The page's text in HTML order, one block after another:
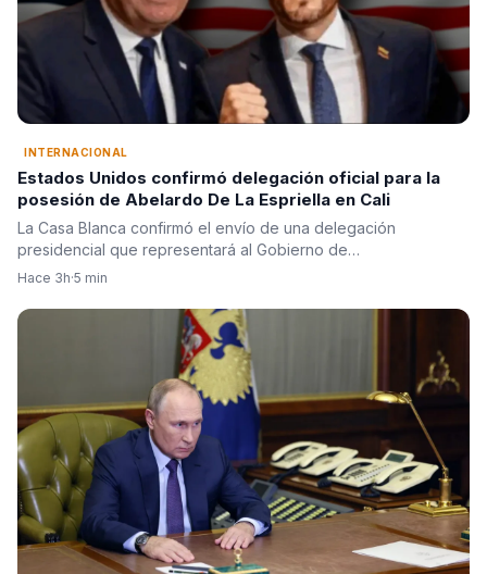
INTERNACIONAL
Estados Unidos confirmó delegación oficial para la
posesión de Abelardo De La Espriella en Cali
La Casa Blanca confirmó el envío de una delegación
presidencial que representará al Gobierno de…
Hace 3h·5 min